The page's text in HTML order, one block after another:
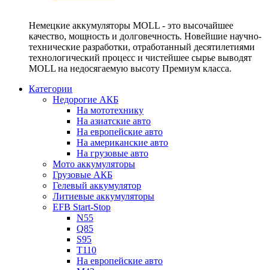
Немецкие аккумуляторы MOLL - это высочайшее
качество, мощность и долговечность. Новейшие научно-
технические разработки, отработанный десятилетиями
технологический процесс и чистейшее сырье выводят
MOLL на недосягаемую высоту Премиум класса.
Категории
Недорогие АКБ
На мототехнику
На азиатские авто
На европейские авто
На американские авто
На грузовые авто
Мото аккумуляторы
Грузовые АКБ
Гелевый аккумулятор
Литиевые аккумуляторы
EFB Start-Stop
N55
Q85
S95
T110
На европейские авто